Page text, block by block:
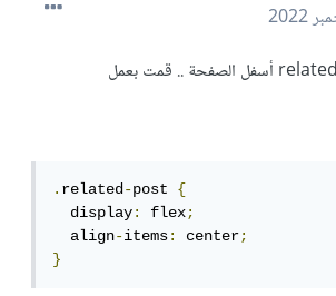
.related-post {
  display
: flex;
  align
-items: center;
}